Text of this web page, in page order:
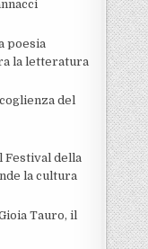
poesia
la letteratura
del
Festival della
la cultura
Tauro, il